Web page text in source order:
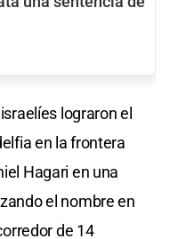
lograron el
en la frontera
Hagari en una
el nombre en
de 14